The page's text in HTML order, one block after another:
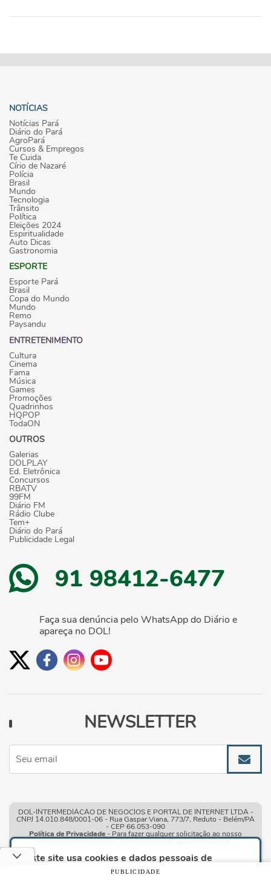
Este site usa cookies e dados pessoais de
acordo com os nossosTermos de Uso e Política
e, ao continuar navegando neste
NOTÍCIAS
Notícias Pará
Diário do Pará
AgroPará
Cursos & Empregos
Te Cuida
Círio de Nazaré
Polícia
Brasil
Mundo
Tecnologia
Trânsito
Política
Eleições 2024
Espiritualidade
Auto Dicas
Gastronomia
ESPORTE
Esporte Pará
Brasil
Copa do Mundo
Mundo
Remo
Paysandu
ENTRETENIMENTO
Cultura
Cinema
Fama
Música
Games
Promoções
Quadrinhos
HQPOP
TodaON
OUTROS
Galerias
DOLPLAY
Ed. Eletrônica
Concursos
RBATV
99FM
Diário FM
Rádio Clube
Tem+
Diário do Pará
Publicidade Legal
91 98412-6477
Faça sua denúncia pelo WhatsApp do Diário e
apareça no DOL!
NEWSLETTER
DOL-INTERMEDIACAO DE NEGOCIOS E PORTAL DE INTERNET LTDA -
CNPJ 14.010.848/0001-06 - Rua Gaspar Viana, 773/7, Reduto - Belém/PA
- CEP 66.053-090
Política de Privacidade - Para fazer qualquer solicitação ao nosso
encarregado de proteção de dados(DPO):lgpd@dol.com.br.
PUBLICIDADE